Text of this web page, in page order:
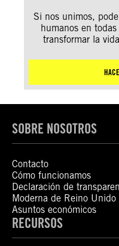
Si nos unimos,
humanos en
transformar la
SOBRE NOSOTROS
Contacto
Cómo funcionamos
Declaración de
Moderna de Reino Unido
Asuntos económicos
RECURSOS